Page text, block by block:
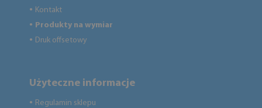
● Kontakt
● Produkty na wymiar
● Druk offsetowy
Użyteczne informacje
● Regulamin sklepu